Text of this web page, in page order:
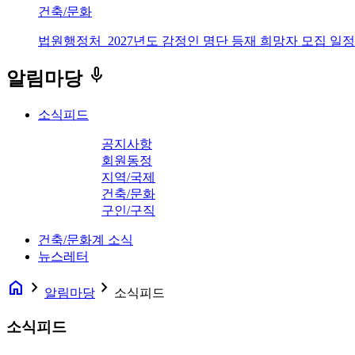
건축/문화
법원행정처_2027년도 감정인 명단 등재 희망자 모집 일
알림마당 keyboard_voice
소식피드
공지사항
회원동정
지역/국제
건축/문화
구인/구직
건축/문화계 소식
뉴스레터
home navigate_next 알림마당 navigate_next 소식피드
소식피드